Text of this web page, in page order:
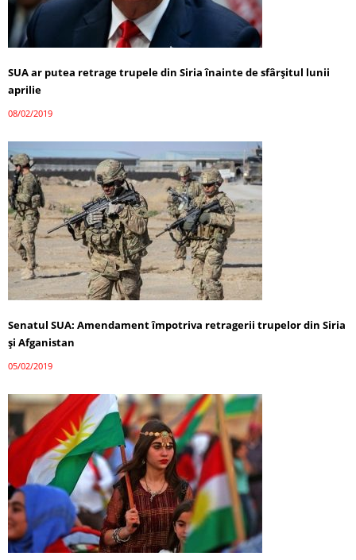
SUA ar putea retrage trupele din Siria înainte de sfârşitul lunii
aprilie
08/02/2019
Senatul SUA: Amendament împotriva retragerii trupelor din Siria
şi Afganistan
05/02/2019